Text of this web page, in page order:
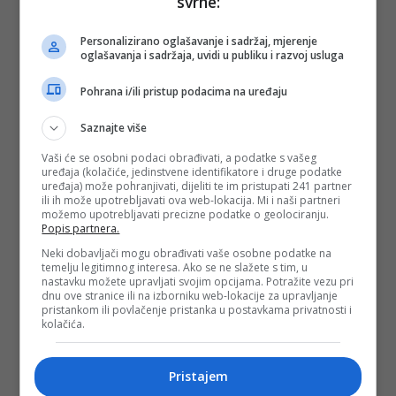
Personalizirano oglašavanje i sadržaj, mjerenje
oglašavanja i sadržaja, uvidi u publiku i razvoj usluga
Pohrana i/ili pristup podacima na uređaju
Saznajte više
Vaši će se osobni podaci obrađivati, a podatke s vašeg
uređaja (kolačiće, jedinstvene identifikatore i druge podatke
uređaja) može pohranjivati, dijeliti te im pristupati 241 partner
ili ih može upotrebljavati ova web-lokacija. Mi i naši partneri
možemo upotrebljavati precizne podatke o geolociranju.
Popis partnera.
Neki dobavljači mogu obrađivati vaše osobne podatke na
temelju legitimnog interesa. Ako se ne slažete s tim, u
nastavku možete upravljati svojim opcijama. Potražite vezu pri
dnu ove stranice ili na izborniku web-lokacije za upravljanje
pristankom ili povlačenje pristanka u postavkama privatnosti i
kolačića.
Pristajem